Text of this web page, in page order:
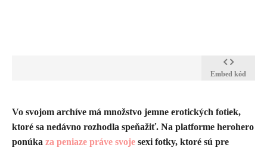
Embed kód
Vo svojom archíve má množstvo jemne erotických fotiek,
ktoré sa nedávno rozhodla speňažiť. Na platforme herohero
ponúka za peniaze práve svoje sexi fotky, ktoré sú pre